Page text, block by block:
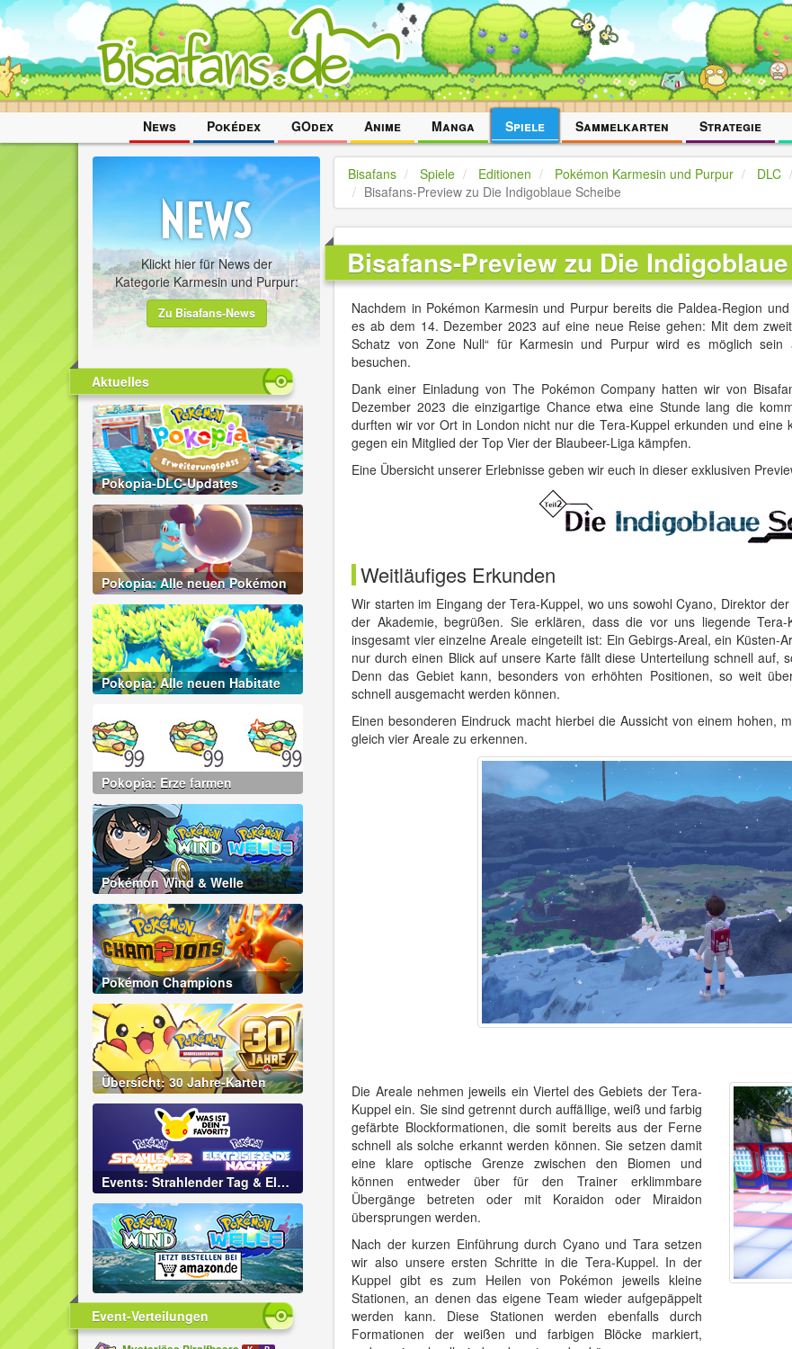
überspringen
News Pokédex GOdex Anime Manga Spiele Sammelkarten Strategie
Klickt hier für News der
Kategorie Karmesin und Purpur:
Zu Bisafans-News
Aktuelles
Pokopia-DLC-Updates
Pokopia: Alle neuen Pokémon
Pokopia: Alle neuen Habitate
Pokopia: Erze farmen
Pokémon Wind & Welle
Pokémon Champions
Übersicht: 30 Jahre-Karten
Events: Strahlender Tag & Elektrisierende Nacht
Event-Verteilungen
Bisafans Spiele Editionen Pokémon Karmesin und Purpur DLC
Bisafans-Preview zu Die Indigoblaue Scheibe
Bisafans-Preview zu Die
Nachdem in Pokémon Karmesin und Purpur bereits die Paldea-Region
es ab dem 14. Dezember 2023 auf eine neue Reise gehen: Mit dem
Schatz von Zone Null“ für Karmesin und Purpur wird es möglich sein
besuchen.
Dank einer Einladung von The Pokémon Company hatten wir von
Dezember 2023 die einzigartige Chance etwa eine Stunde lang die
durften wir vor Ort in London nicht nur die Tera-Kuppel erkunden und eine
gegen ein Mitglied der Top Vier der Blaubeer-Liga kämpfen.
Eine Übersicht unserer Erlebnisse geben wir euch in dieser exklusiven
Weitläufiges Erkunden
Wir starten im Eingang der Tera-Kuppel, wo uns sowohl Cyano, Direktor
der Akademie, begrüßen. Sie erklären, dass die vor uns liegende
insgesamt vier einzelne Areale eingeteilt ist: Ein Gebirgs-Areal, ein Küsten-
nur durch einen Blick auf unsere Karte fällt diese Unterteilung schnell auf,
Denn das Gebiet kann, besonders von erhöhten Positionen, so weit
schnell ausgemacht werden können.
Einen besonderen Eindruck macht hierbei die Aussicht von einem hohen,
gleich vier Areale zu erkennen.
Die Areale nehmen jeweils ein Viertel des Gebiets der Tera-
Kuppel ein. Sie sind getrennt durch auffällige, weiß und farbig
gefärbte Blockformationen, die somit bereits aus der Ferne
schnell als solche erkannt werden können. Sie setzen damit
eine klare optische Grenze zwischen den Biomen und
können entweder über für den Trainer erklimmbare
Übergänge betreten oder mit Koraidon oder Miraidon
übersprungen werden.
Nach der kurzen Einführung durch Cyano und Tara setzen
wir also unsere ersten Schritte in die Tera-Kuppel. In der
Kuppel gibt es zum Heilen von Pokémon jeweils kleine
Stationen, an denen das eigene Team wieder aufgepäppelt
werden kann. Diese Stationen werden ebenfalls durch
Formationen der weißen und farbigen Blöcke markiert,